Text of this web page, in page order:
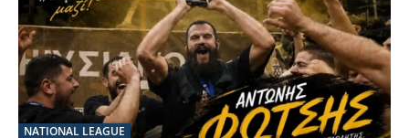
NATIONAL LEAGUE